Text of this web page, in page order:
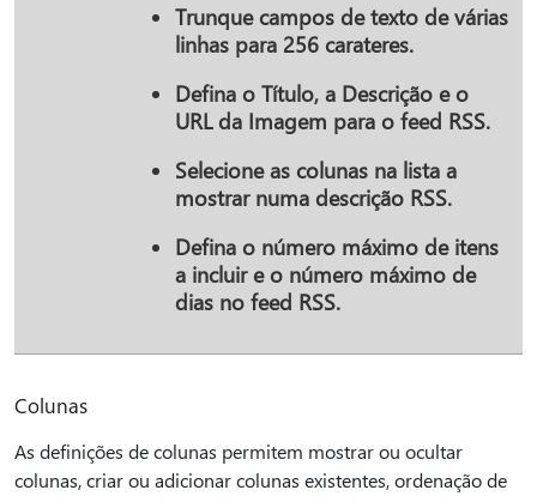
Trunque campos de texto de várias
linhas para 256 carateres.
Defina o Título, a Descrição e o
URL da Imagem para o feed RSS.
Selecione as colunas na lista a
mostrar numa descrição RSS.
Defina o número máximo de itens
a incluir e o número máximo de
dias no feed RSS.
Colunas
As definições de colunas permitem mostrar ou ocultar
colunas, criar ou adicionar colunas existentes, ordenação de